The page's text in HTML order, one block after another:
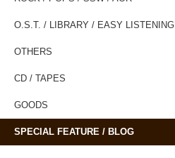
O.S.T. / LIBRARY / EASY LISTENING
OTHERS
CD / TAPES
GOODS
SPECIAL FEATURE / BLOG